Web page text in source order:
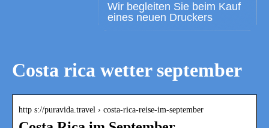
Wir begleiten Sie beim Kauf
eines neuen Druckers
Costa rica wetter september
http s://puravida.travel › costa-rica-reise-im-september